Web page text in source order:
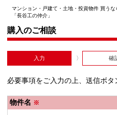
マンション・戸建て・土地・投資物件 買うな
「長谷工の仲介」
購入のご相談
入力 確
必要事項をご入力の上、送信ボタ
物件名 ※